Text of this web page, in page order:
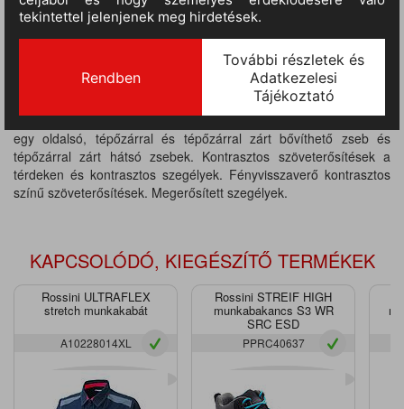
TERMÉKINFORMÁCIÓ
g/m2. Egész évben használható munkanadrág rugalmas (stretch)
anyagból, elasztikus oldalsó derékrésszel és övhurkokkal. Két
nagyméretű, kontrasztos külső megerősítéssel ellátott elülső
zseb, többfunkciós, bővíthető oldalzseb fényvisszaverő csíkkal,
egy oldalsó, tépőzárral és tépőzárral zárt bővíthető zseb és
tépőzárral zárt hátsó zsebek. Kontrasztos szöveterősítések a
térdeken és kontrasztos szegélyek. Fényvisszaverő kontrasztos
színű szöveterősítések. Megerősített szegélyek.
KAPCSOLÓDÓ, KIEGÉSZÍTŐ TERMÉKEK
Rossini ULTRAFLEX
stretch munkakabát
A10228014XL
Rossini STREIF HIGH
munkabakancs S3 WR
SRC ESD
PPRC40637